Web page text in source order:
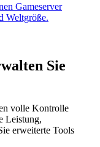
Gameserver
Weltgröße.
Sie
volle Kontrolle
Leistung,
erweiterte Tools